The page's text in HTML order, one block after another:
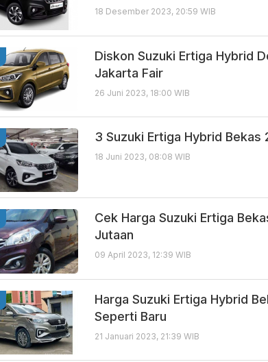
18 Desember 2023, 20:59 WIB
Diskon Suzuki Ertiga Hybrid
Jakarta Fair
26 Juni 2023, 18:00 WIB
3 Suzuki Ertiga Hybrid
18 Juni 2023, 08:08 WIB
Cek Harga Suzuki Ertiga
Jutaan
09 April 2023, 12:39 WIB
Harga Suzuki Ertiga Hybrid
Seperti Baru
21 Januari 2023, 21:39 WIB